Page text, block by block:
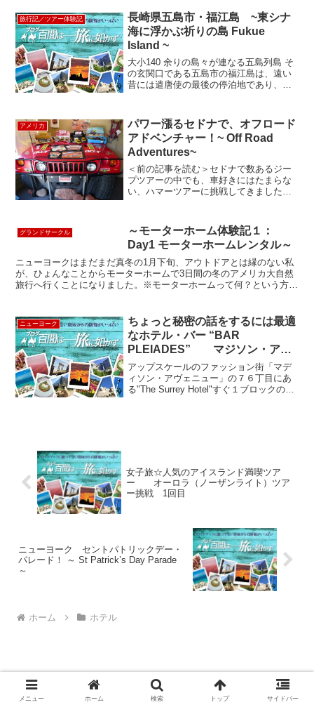
ら１時間くらいの所にある村にはセン
ト・ピーターズ教会がありま...
旅行記／ツアー体験記
長崎県五島市・福江島 ~東シナ
海に浮かぶ祈りの島 Fukue
Island ~
大小140 余りの島々が連なる五島列島 そ
の玄関口である五島市の福江島は、遠い
昔には遣唐使の最後の停泊地であり、潜
後、五島で最初に建てられた堂崎天主堂
長崎の海上約100k...
アメリカ
パワー漲るセドナで、オフロード
アドベンチャー！~ Off Road
Adventures~
＜前の記事を読む＞セドナで数あるジー
プツアーの中でも、車好きにはたまらな
い、ハマーツアーに挑戦してきました。
アドベンチャー」のオフィスでチケット
購入。お店に入ると、ハマ...
グランドサークル
～モーターホーム体験記１：
Day1 モーターホームレンタル～
ニューヨークはまだまだ真冬の1月下旬、アウトドアとは縁のない私
が、ひょんなことからモーターホームで3日間の冬のアメリカ大自然
旅行へ行くことになりました。※モーターホームって何？という方
ニューヨーク
ちょっと秘密の話をするには最適
なホテル・バー “BAR
PLEIADES” マジソン・アベ
ニューのThe Surrey Hotel
アップスケールのファッション街「マデ
ィソン・アヴェニュー」の７６丁目にあ
る"The Surrey Hotel"すぐ１ブロックのと
女子旅☆人気のアイスランド満喫ツア
ー オーロラ（ノーザンライト）ツア
ー挑戦 1回目
ニューヨーク セントパトリックデー・
パレード！ ～ St Patrick’s Day Parade
～
ホーム ホテル
メニュー ホーム 検索 トップ サイドバー